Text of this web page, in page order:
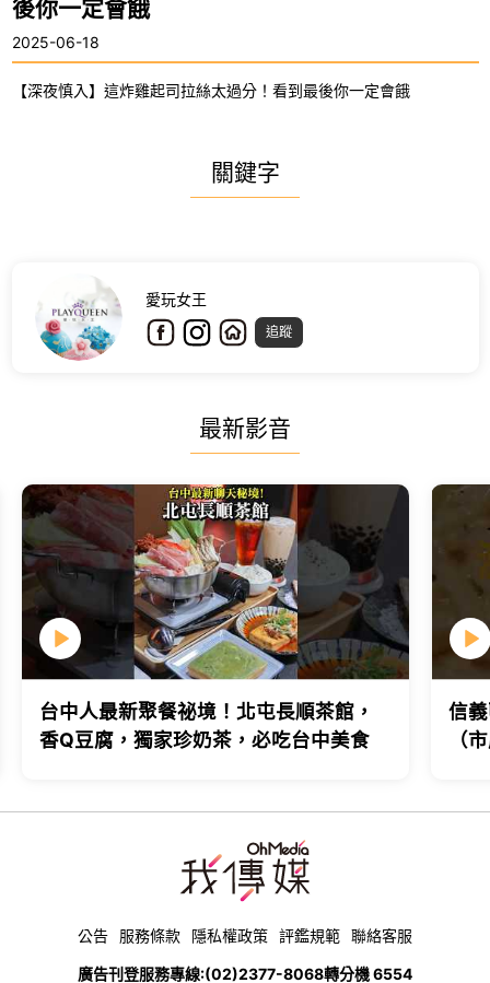
後你一定會餓
2025-06-18
【深夜慎入】這炸雞起司拉絲太過分！看到最後你一定會餓
關鍵字
愛玩女王
追蹤
最新影音
台中人最新聚餐祕境！北屯長順茶館，
香Q豆腐，獨家珍奶茶，必吃台中美食
信
（
公告 服務條款 隱私權政策 評鑑規範 聯絡客服
廣告刊登服務專線:(02)2377-8068轉分機 6554